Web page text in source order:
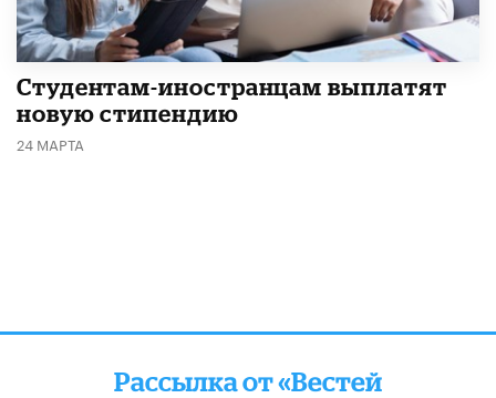
Студентам-иностранцам выплатят
новую стипендию
24 МАРТА
Рассылка от «Вестей